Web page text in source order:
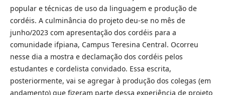
popular e técnicas de uso da linguagem e produção de
cordéis. A culminância do projeto deu-se no mês de
junho/2023 com apresentação dos cordéis para a
comunidade ifpiana, Campus Teresina Central. Ocorreu
nesse dia a mostra e declamação dos cordéis pelos
estudantes e cordelista convidado. Essa escrita,
posteriormente, vai se agregar à produção dos colegas (em
andamento) que fizeram parte dessa experiência de projeto